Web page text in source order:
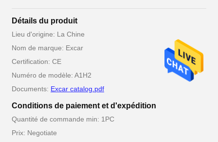
Détails du produit
Lieu d'origine: La Chine
Nom de marque: Excar
Certification: CE
Numéro de modèle: A1H2
Documents: Excar catalog.pdf
Conditions de paiement et d'expédition
Quantité de commande min: 1PC
Prix: Negotiate